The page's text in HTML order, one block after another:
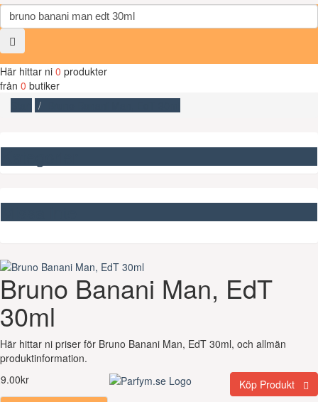
Här hittar ni 0 produkter
från 0 butiker
Bruno Banani Man, EdT
30ml
Här hittar ni priser för Bruno Banani Man, EdT 30ml, och allmän
produktinformation.
Köp Produkt